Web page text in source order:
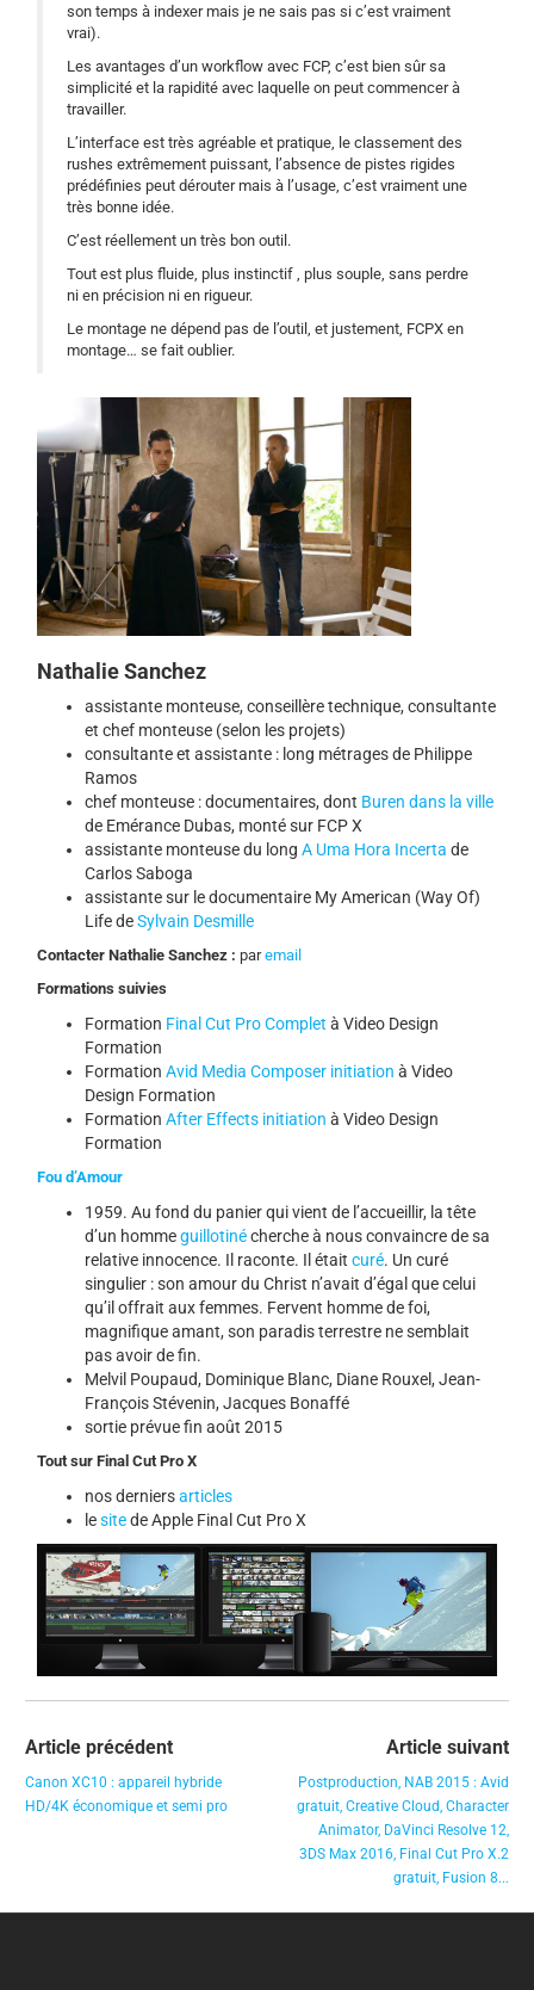
son temps à indexer mais je ne sais pas si c’est vraiment
vrai).
Les avantages d’un workflow avec FCP, c’est bien sûr sa
simplicité et la rapidité avec laquelle on peut commencer à
travailler.
L’interface est très agréable et pratique, le classement des
rushes extrêmement puissant, l’absence de pistes rigides
prédéfinies peut dérouter mais à l’usage, c’est vraiment une
très bonne idée.
C’est réellement un très bon outil.
Tout est plus fluide, plus instinctif , plus souple, sans perdre
ni en précision ni en rigueur.
Le montage ne dépend pas de l’outil, et justement, FCPX en
montage… se fait oublier.
Nathalie Sanchez
assistante monteuse, conseillère technique, consultante
et chef monteuse (selon les projets)
consultante et assistante : long métrages de Philippe
Ramos
chef monteuse : documentaires, dont Buren dans la ville
de Emérance Dubas, monté sur FCP X
assistante monteuse du longA Uma Hora Incerta de
Carlos Saboga
assistante sur le documentaire My American (Way Of)
Life deSylvain Desmille
Contacter Nathalie Sanchez : paremail
Formations suivies
Formation Final Cut Pro Complet à Video Design
Formation
FormationAvid Media Composer initiation à Video
Design Formation
FormationAfter Effects initiation à Video Design
Formation
Fou d’Amour
1959. Au fond du panier qui vient de l’accueillir, la tête
d’un hommeguillotinécherche à nous convaincre de sa
relative innocence. Il raconte. Il étaitcuré. Un curé
singulier : son amour du Christ n’avait d’égal que celui
qu’il offrait aux femmes. Fervent homme de foi,
magnifique amant, son paradis terrestre ne semblait
pas avoir de fin.
Melvil Poupaud, Dominique Blanc, Diane Rouxel, Jean-
François Stévenin, Jacques Bonaffé
sortie prévue fin août 2015
Tout sur Final Cut Pro X
nos derniersarticles
lesitede Apple Final Cut Pro X
Article précédent
Canon XC10 : appareil hybride
HD/4K économique et semi pro
Article suivant
Postproduction, NAB 2015 : Avid
gratuit, Creative Cloud, Character
Animator, DaVinci Resolve 12,
3DS Max 2016, Final Cut Pro X.2
gratuit, Fusion 8...